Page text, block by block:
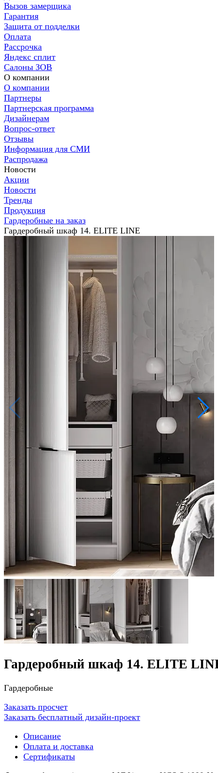
Вызов замерщика
Гарантия
Защита от подделки
Оплата
Рассрочка
Яндекс сплит
Салоны ЗОВ
О компании
О компании
Партнеры
Партнерская программа
Дизайнерам
Вопрос-ответ
Отзывы
Информация для СМИ
Распродажа
Новости
Акции
Новости
Тренды
Продукция
Гардеробные на заказ
Гардеробный шкаф 14. ELITE LINE
Гардеробный шкаф 14. ELITE
Гардеробные
Заказать просчет
Заказать бесплатный дизайн-проект
Описание
Оплата и доставка
Сертификаты